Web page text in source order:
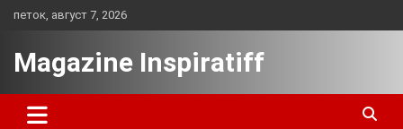
петок, август 7, 2026
Magazine Inspiratiff